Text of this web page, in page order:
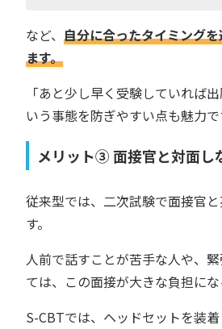
など、 自分に合ったタイミング
ます。
「あと少し早く受験していれば
いう事態を防ぎやすい点も魅力で
メリット③ 面接官と対面し
従来型では、二次試験で面接官
す。
人前で話すことが苦手な人や、
ては、この面接が大きな負担にな
S-CBTでは、ヘッドセットを装